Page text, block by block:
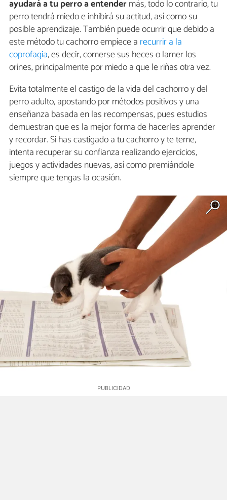
ayudará a tu perro a entendermás, todo lo contrario, tu
perro tendrá miedo e inhibirá su actitud, así como su
posible aprendizaje. También puede ocurrir que debido a
este método tu cachorro empiece a recurrir a la
coprofagia, es decir, comerse sus heces o lamer los
orines, principalmente por miedo a que le riñas otra vez.
Evita totalmente el castigo de la vida del cachorro y del
perro adulto, apostando por métodos positivos y una
enseñanza basada en las recompensas, pues estudios
demuestran que es la mejor forma de hacerles aprender
y recordar. Si has castigado a tu cachorro y te teme,
intenta recuperar su confianza realizando ejercicios,
juegos y actividades nuevas, así como premiándole
siempre que tengas la ocasión.